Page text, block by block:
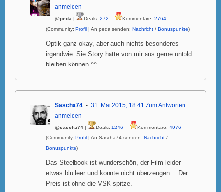
anmelden
@peda | Deals: 272 Kommentare: 2764
(Community: Profil | An peda senden: Nachricht / Bonuspunkte)
Optik ganz okay, aber auch nichts besonderes
irgendwie. Sie Story hatte von mir aus gerne untold
bleiben können ^^
Sascha74 31. Mai 2015, 18:41 Zum Antworten
anmelden
@sascha74 | Deals: 1246 Kommentare: 4976
(Community: Profil | An Sascha74 senden: Nachricht /
Bonuspunkte)
Das Steelbook ist wunderschön, der Film leider
etwas blutleer und konnte nicht überzeugen… Der
Preis ist ohne die VSK spitze.